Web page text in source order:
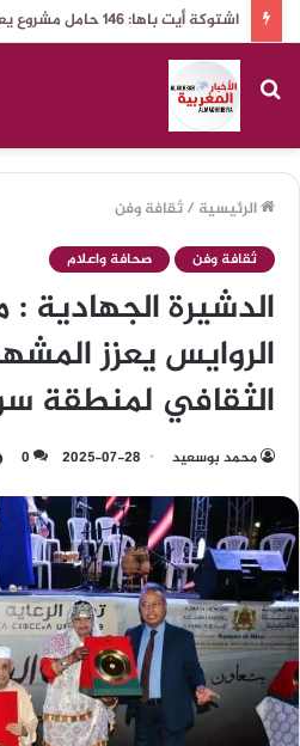
بحث
عن
الرئيسية /ثقافة وفن
ثقافة وفن صحافة واعلام
الدشيرة الجهادية
الروايس يعزز
الثقافي لمنطقة
محمد بوسعيد 2025-07-28
0